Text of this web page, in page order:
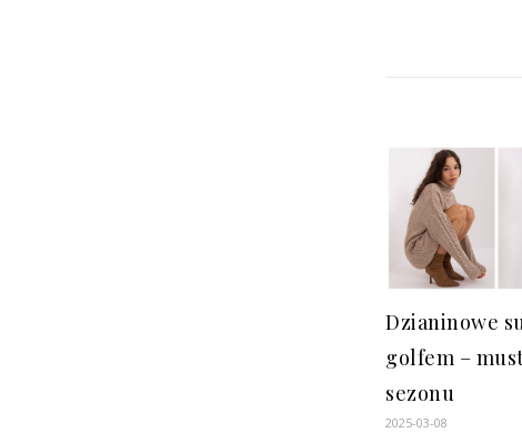
Dzianinowe
golfem –
sezonu
2025-03-08